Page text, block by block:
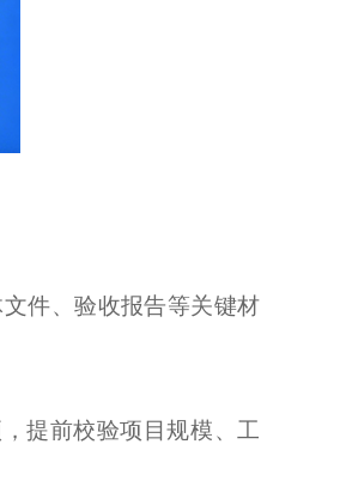
件、验收报告等关键材
提前校验项目规模、工